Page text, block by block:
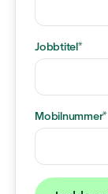
Jobbtitel*
Mobilnummer*